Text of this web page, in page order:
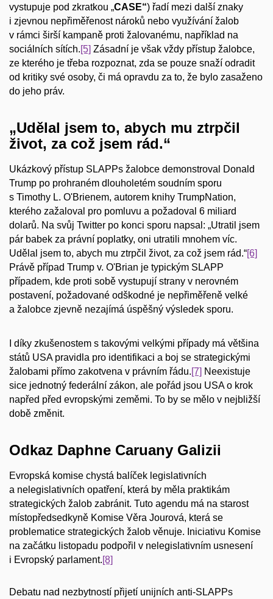
vystupuje pod zkratkou „CASE“) řadí mezi další znaky
i zjevnou nepřiměřenost nároků nebo využívání žalob
v rámci širší kampaně proti žalovanému, například na
sociálních sítích.[5] Zásadní je však vždy přístup žalobce,
ze kterého je třeba rozpoznat, zda se pouze snaží odradit
od kritiky své osoby, či má opravdu za to, že bylo zasaženo
do jeho práv.
„Udělal jsem to, abych mu ztrpčil
život, za což jsem rád.“
Ukázkový přístup SLAPPs žalobce demonstroval Donald
Trump po prohraném dlouholetém soudním sporu
s Timothy L. O'Brienem, autorem knihy TrumpNation,
kterého zažaloval pro pomluvu a požadoval 6 miliard
dolarů. Na svůj Twitter po konci sporu napsal: „Utratil jsem
pár babek za právní poplatky, oni utratili mnohem víc.
Udělal jsem to, abych mu ztrpčil život, za což jsem rád.“[6]
Právě případ Trump v. O'Brian je typickým SLAPP
případem, kde proti sobě vystupují strany v nerovném
postavení, požadované odškodné je nepřiměřeně velké
a žalobce zjevně nezajímá úspěšný výsledek sporu.
I díky zkušenostem s takovými velkými případy má většina
států USA pravidla pro identifikaci a boj se strategickými
žalobami přímo zakotvena v právním řádu.[7] Neexistuje
sice jednotný federální zákon, ale pořád jsou USA o krok
napřed před evropskými zeměmi. To by se mělo v nejbližší
době změnit.
Odkaz Daphne Caruany Galizii
Evropská komise chystá balíček legislativních
a nelegislativních opatření, která by měla praktikám
strategických žalob zabránit. Tuto agendu má na starost
místopředsedkyně Komise Věra Jourová, která se
problematice strategických žalob věnuje. Iniciativu Komise
na začátku listopadu podpořil v nelegislativním usnesení
i Evropský parlament.[8]
Debatu nad nezbytností přijetí unijních anti-SLAPPs